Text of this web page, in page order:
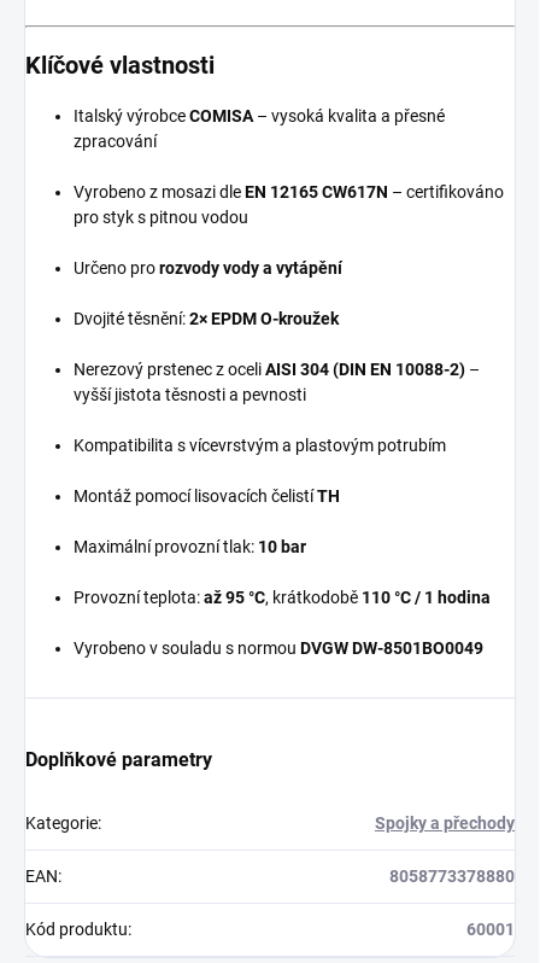
Klíčové vlastnosti
Italský výrobceCOMISA– vysoká kvalita a přesné
zpracování
Vyrobeno z mosazi dleEN 12165 CW617N – certifikováno
pro styk s pitnou vodou
Určeno prorozvody vody a vytápění
Dvojité těsnění:2× EPDM O-kroužek
Nerezový prstenec z oceliAISI 304 (DIN EN 10088-2) –
vyšší jistota těsnosti a pevnosti
Kompatibilita s vícevrstvým a plastovým potrubím
Montáž pomocí lisovacích čelistíTH
Maximální provozní tlak: 10 bar
Provozní teplota:až 95 °C, krátkodobě 110 °C / 1 hodina
Vyrobeno v souladu s normou DVGW DW-8501BO0049
Doplňkové parametry
Kategorie: Spojky a přechody
EAN: 8058773378880
Kód produktu: 60001